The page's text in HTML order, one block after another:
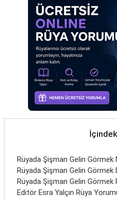
Yılan
Rüyada Şişman Gelin Görmek
Rüyada Şişman Gelin Görmek
Rüyada Şişman Gelin
Editör Esra Yalçın Rüya